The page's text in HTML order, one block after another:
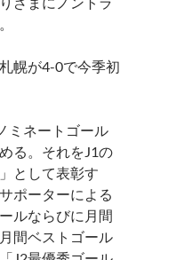
幌が4-0で今季初
ミネートゴール
る。それをJ1の
として表彰す
ポーターによる
ルならびに月間
間ベストゴール